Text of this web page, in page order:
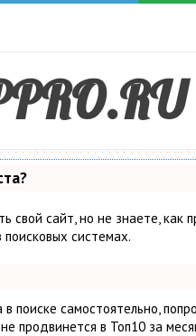
свой сайт, но не знаете,
системах.
поиске самостоятельно,
продвинется в Топ10 за